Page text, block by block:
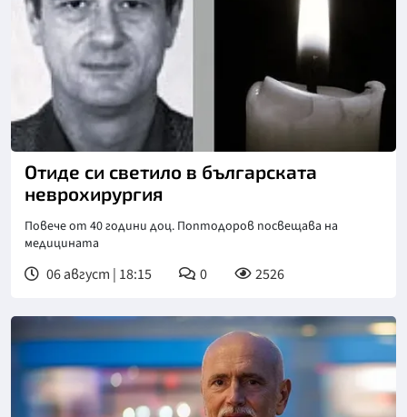
Отиде си светило в българската
неврохирургия
Повече от 40 години доц. Поптодоров посвещава на
медицината
06 август | 18:15 0 2526